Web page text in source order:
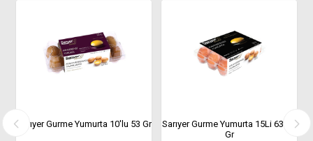
Sarıyer Gurme Yumurta 10'lu 53 Gr
Sarıyer Gurme Yumurta 15Li 63-72
Gr